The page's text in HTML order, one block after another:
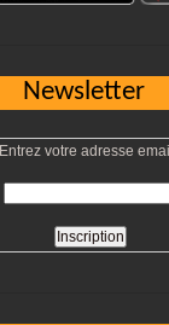
Newsletter
Entrez votre adresse